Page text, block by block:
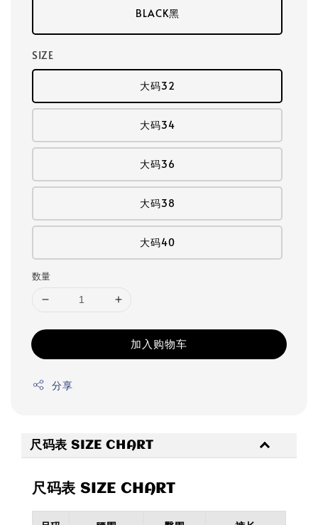
BLACK黑
SIZE
大码32
大码34
大码36
大码38
大码40
数量
加入购物车
分享
尺码表 SIZE CHART
尺码表 SIZE CHART